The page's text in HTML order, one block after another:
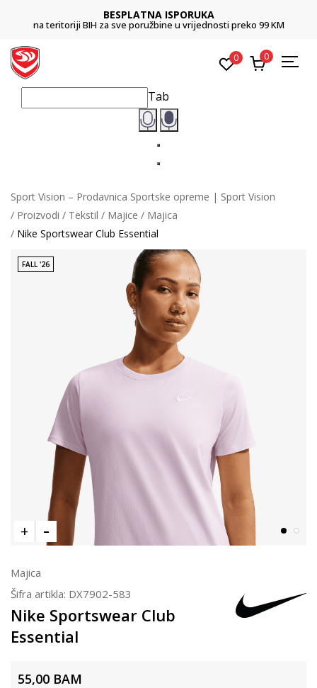
BESPLATNA ISPORUKA
na teritoriji BIH za sve poružbine u vrijednosti preko 99 KM
0 0
Tab
Sport Vision – Prodavnica Sportske opreme | Sport Vision
Proizvodi
Tekstil Majice
Majica
Nike Sportswear Club Essential
FALL '26
Majica
Šifra artikla: DX7902-583
Nike Sportswear Club
Essential
55,00 BAM